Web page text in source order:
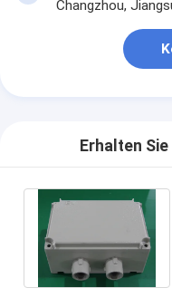
Changzhou,
Erhalten